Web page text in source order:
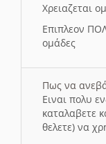
Χρειαζεται
Επιπλεον
ομάδες
Πως να
Ειναι πολυ
καταλαβετε
θελετε) να